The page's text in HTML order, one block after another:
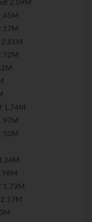
2.09M
1.74M
1.73M